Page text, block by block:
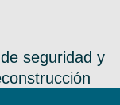
seguridad y